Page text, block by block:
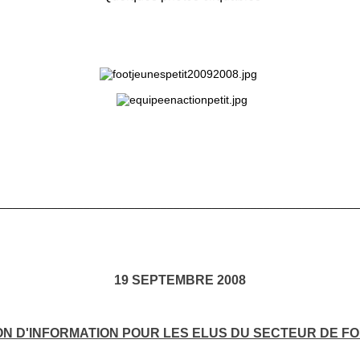
19 SEPTEMBRE 2008
D'INFORMATION POUR LES ELUS DU SECTEUR DE